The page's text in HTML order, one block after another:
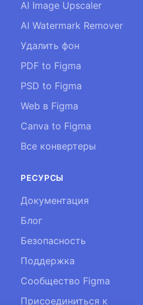
AI Image Upscaler
AI Watermark Remover
Удалить фон
PDF to Figma
PSD to Figma
Web в Figma
Canva to Figma
Все конвертеры
РЕСУРСЫ
Документация
Блог
Безопасность
Поддержка
Сообщество Figma
Присоединиться к